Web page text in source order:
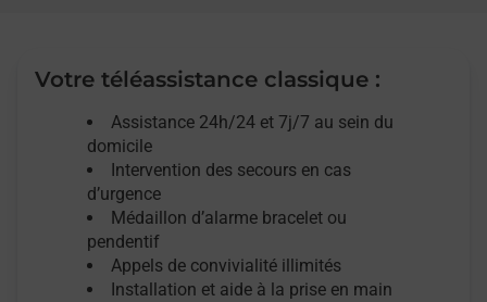
Votre téléassistance classique :
Assistance 24h/24 et 7j/7 au sein du
domicile
Intervention des secours en cas
d’urgence
Médaillon d’alarme bracelet ou
pendentif
Appels de convivialité illimités
Installation et aide à la prise en main